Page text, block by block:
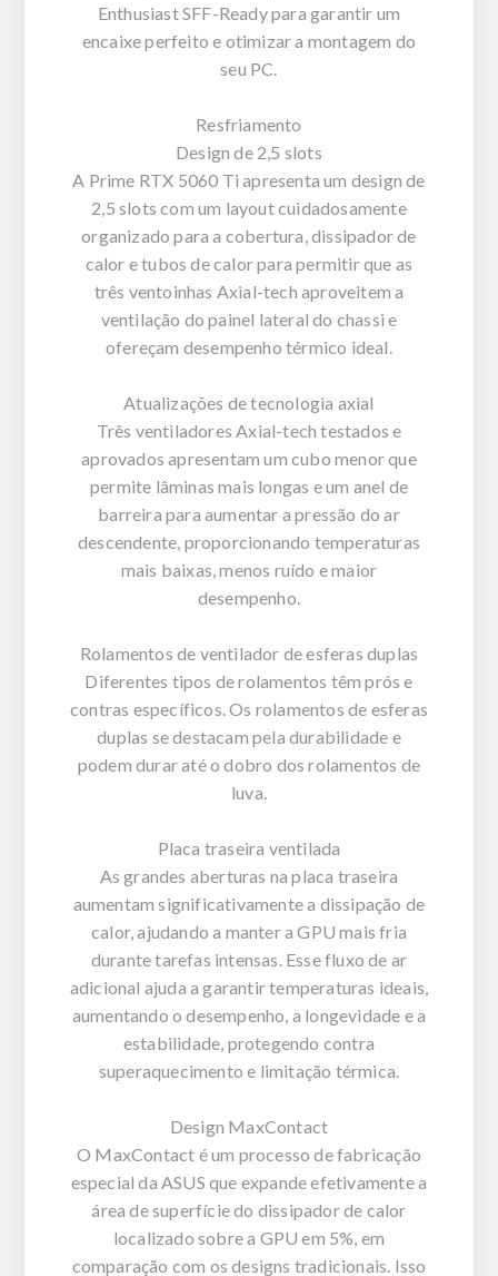
Enthusiast SFF-Ready para garantir um
encaixe perfeito e otimizar a montagem do
seu PC.
Resfriamento
Design de 2,5 slots
A Prime RTX 5060 Ti apresenta um design de
2,5 slots com um layout cuidadosamente
organizado para a cobertura, dissipador de
calor e tubos de calor para permitir que as
três ventoinhas Axial-tech aproveitem a
ventilação do painel lateral do chassi e
ofereçam desempenho térmico ideal.
Atualizações de tecnologia axial
Três ventiladores Axial-tech testados e
aprovados apresentam um cubo menor que
permite lâminas mais longas e um anel de
barreira para aumentar a pressão do ar
descendente, proporcionando temperaturas
mais baixas, menos ruído e maior
desempenho.
Rolamentos de ventilador de esferas duplas
Diferentes tipos de rolamentos têm prós e
contras específicos. Os rolamentos de esferas
duplas se destacam pela durabilidade e
podem durar até o dobro dos rolamentos de
luva.
Placa traseira ventilada
As grandes aberturas na placa traseira
aumentam significativamente a dissipação de
calor, ajudando a manter a GPU mais fria
durante tarefas intensas. Esse fluxo de ar
adicional ajuda a garantir temperaturas ideais,
aumentando o desempenho, a longevidade e a
estabilidade, protegendo contra
superaquecimento e limitação térmica.
Design MaxContact
O MaxContact é um processo de fabricação
especial da ASUS que expande efetivamente a
área de superfície do dissipador de calor
localizado sobre a GPU em 5%, em
comparação com os designs tradicionais. Isso